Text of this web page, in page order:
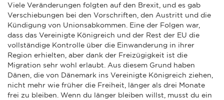
Viele Veränderungen folgten auf den Brexit, und es gab
Verschiebungen bei den Vorschriften, den Austritt und die
Kündigung von Unionsabkommen. Eine der Folgen war,
dass das Vereinigte Königreich und der Rest der EU die
vollständige Kontrolle über die Einwanderung in ihrer
Region erhielten, aber dank der Freizügigkeit ist die
Migration sehr wohl erlaubt. Aus diesem Grund haben
Dänen, die von Dänemark ins Vereinigte Königreich ziehen,
nicht mehr wie früher die Freiheit, länger als drei Monate
frei zu bleiben. Wenn du länger bleiben willst, musst du ein